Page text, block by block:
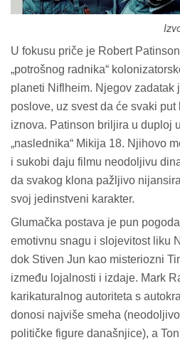
U fokusu priče je Robert
„potrošnog radnika“
planeti Niflheim. Njegov
poslove, uz svest da će svaki
iznova. Patinson briljira u duploj
„naslednika“ Mikija 18. Njihovo
i sukobi daju filmu neodoljivu
da svakog klona pažljivo
svoj jedinstveni karakter.
Glumačka postava je pun
emotivnu snagu i slojevitost liku
dok Stiven Jun kao misteriozni
između lojalnosti i izdaje. Mark
karikaturalnog autoriteta s
donosi najviše smeha
političke figure današnjice), a